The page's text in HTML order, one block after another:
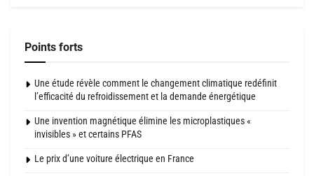
Points forts
Une étude révèle comment le changement climatique redéfinit
l’efficacité du refroidissement et la demande énergétique
Une invention magnétique élimine les microplastiques «
invisibles » et certains PFAS
Le prix d’une voiture électrique en France